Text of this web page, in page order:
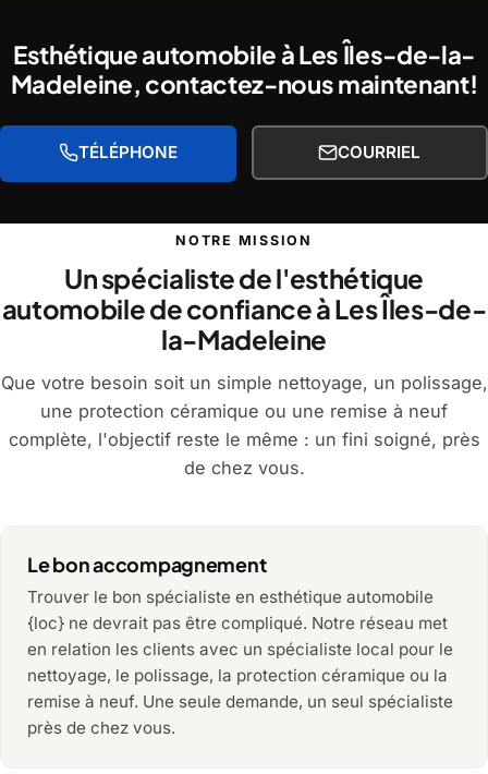
Esthétique automobile à Les Îles-de-la-
Madeleine, contactez-nous maintenant!
TÉLÉPHONE COURRIEL
NOTRE MISSION
Un spécialiste de l'esthétique
automobile de confiance à Les Îles-de-
la-Madeleine
Que votre besoin soit un simple nettoyage, un polissage,
une protection céramique ou une remise à neuf
complète, l'objectif reste le même : un fini soigné, près
de chez vous.
Le bon accompagnement
Trouver le bon spécialiste en esthétique automobile
{loc} ne devrait pas être compliqué. Notre réseau met
en relation les clients avec un spécialiste local pour le
nettoyage, le polissage, la protection céramique ou la
remise à neuf. Une seule demande, un seul spécialiste
près de chez vous.